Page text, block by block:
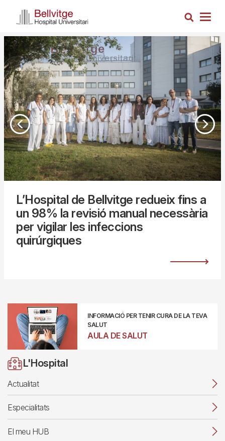
Cerca
L’Hospital de Bellvitge redueix fins a
un 98% la revisió manual necessària
per vigilar les infeccions
quirúrgiques
INFORMACIÓ PER TENIR CURA DE LA TEVA
SALUT
AULA DE SALUT
L'Hospital
Actualitat
Especialitats
El meu HUB